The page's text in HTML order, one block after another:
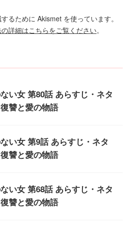
るために Akismet を使っています。
詳細はこちらをご覧ください。
い女 第80話 あらすじ・ネタ
讐と愛の物語
い女 第9話 あらすじ・ネタ
讐と愛の物語
い女 第68話 あらすじ・ネタ
讐と愛の物語